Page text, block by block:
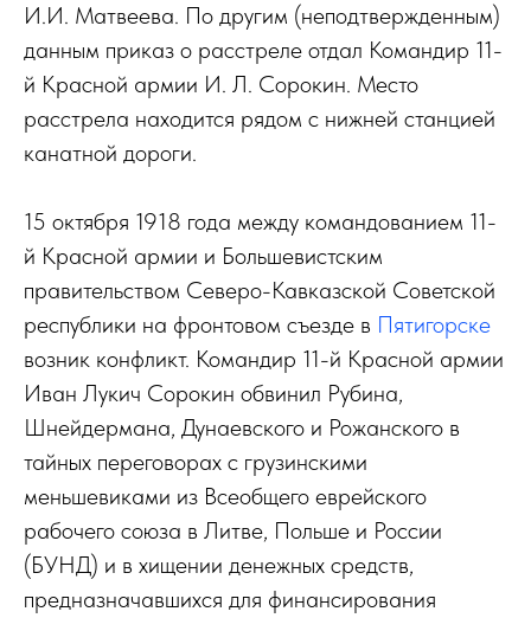
И.И. Матвеева. По другим (неподтвержденным)
данным приказ о расстреле отдал Командир 11-
й Красной армии И. Л. Сорокин. Место
расстрела находится рядом с нижней станцией
канатной дороги.
15 октября 1918 года между командованием 11-
й Красной армии и Большевистским
правительством Северо-Кавказской Советской
республики на фронтовом съезде в Пятигорске
возник конфликт. Командир 11-й Красной армии
Иван Лукич Сорокин обвинил Рубина,
Шнейдермана, Дунаевского и Рожанского в
тайных переговорах с грузинскими
меньшевиками из Всеобщего еврейского
рабочего союза в Литве, Польше и России
(БУНД) и в хищении денежных средств,
предназначавшихся для финансирования